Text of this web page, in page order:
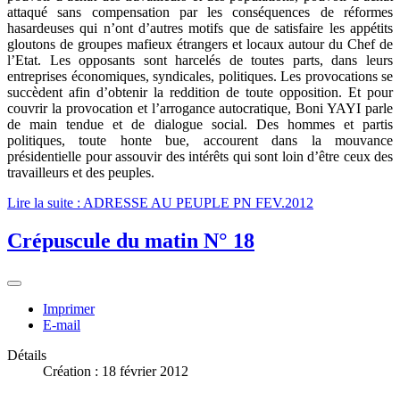
attaqué sans compensation par les conséquences de réformes
hasardeuses qui n’ont d’autres motifs que de satisfaire les appétits
gloutons de groupes mafieux étrangers et locaux autour du Chef de
l’Etat. Les opposants sont harcelés de toutes parts, dans leurs
entreprises économiques, syndicales, politiques. Les provocations se
succèdent afin d’obtenir la reddition de toute opposition. Et pour
couvrir la provocation et l’arrogance autocratique, Boni YAYI parle
de main tendue et de dialogue social. Des hommes et partis
politiques, toute honte bue, accourent dans la mouvance
présidentielle pour assouvir des intérêts qui sont loin d’être ceux des
travailleurs et des peuples.
Lire la suite : ADRESSE AU PEUPLE PN FEV.2012
Crépuscule du matin N° 18
Imprimer
E-mail
Détails
Création : 18 février 2012